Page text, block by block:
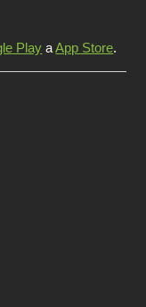
Play aApp Store.